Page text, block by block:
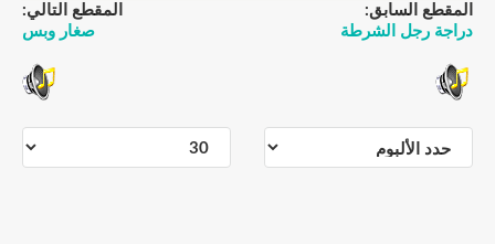
المقطع السابق:
دراجة رجل الشرطة
المقطع التالي:
صغار وبس